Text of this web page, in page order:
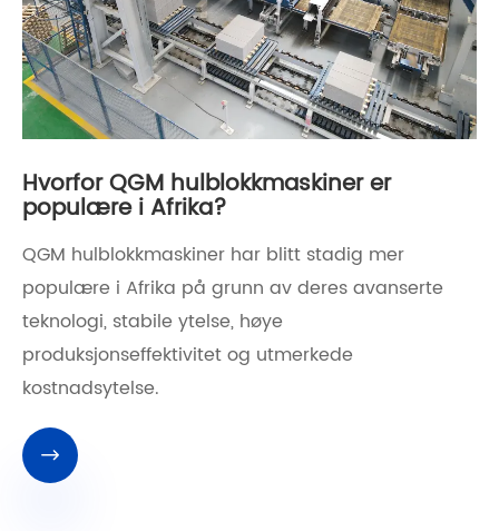
Hvorfor QGM hulblokkmaskiner er
populære i Afrika?
QGM hulblokkmaskiner har blitt stadig mer
populære i Afrika på grunn av deres avanserte
teknologi, stabile ytelse, høye
produksjonseffektivitet og utmerkede
kostnadsytelse.
